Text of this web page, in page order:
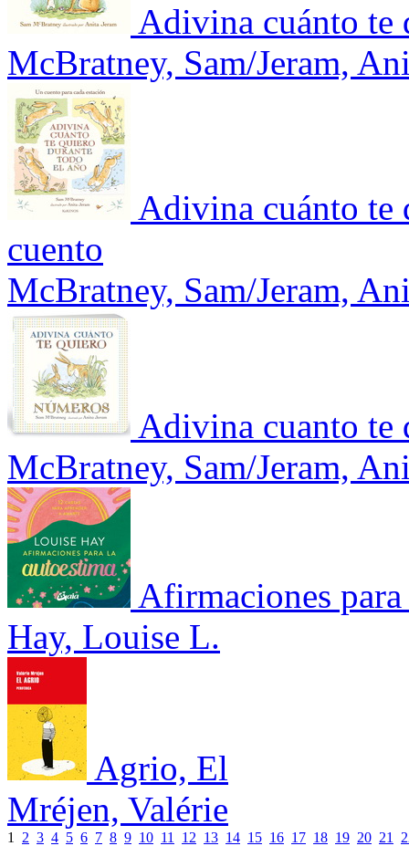
Adivina cuánto te
McBratney, Sam/Jeram,
Adivina cuánto te
cuento
McBratney, Sam/Jeram,
Adivina cuanto te
McBratney, Sam/Jeram,
Afirmaciones
Hay, Louise L.
Agrio, El
Mréjen, Valérie
1 2 3 4 5 6 7 8 9 10 11 12 13 14 15 16 17 18 19 20 21